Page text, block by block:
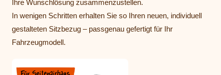
Ihre Wunschlösung zusammenzustellen.
In wenigen Schritten erhalten Sie so Ihren neuen, individuell
gestalteten Sitzbezug – passgenau gefertigt für Ihr
Fahrzeugmodell.